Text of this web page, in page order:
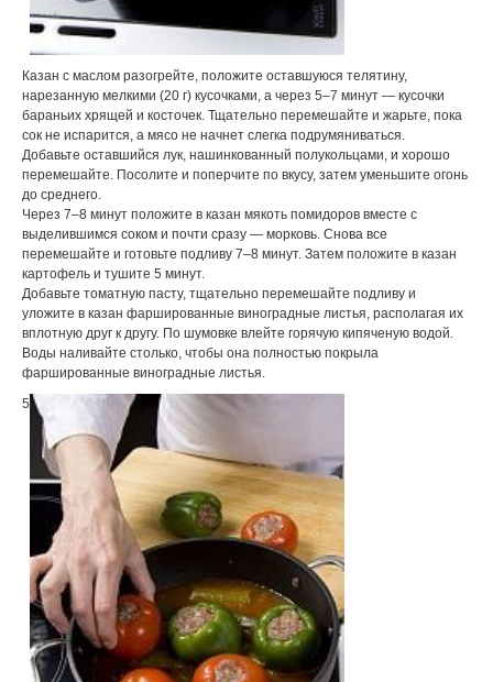
Казан с маслом разогрейте, положите оставшуюся телятину,
нарезанную мелкими (20 г) кусочками, а через 5–7 минут — кусочки
бараньих хрящей и косточек. Тщательно перемешайте и жарьте, пока
сок не испарится, а мясо не начнет слегка подрумяниваться.
Добавьте оставшийся лук, нашинкованный полукольцами, и хорошо
перемешайте. Посолите и поперчите по вкусу, затем уменьшите огонь
до среднего.
Через 7–8 минут положите в казан мякоть помидоров вместе с
выделившимся соком и почти сразу — морковь. Снова все
перемешайте и готовьте подливу 7–8 минут. Затем положите в казан
картофель и тушите 5 минут.
Добавьте томатную пасту, тщательно перемешайте подливу и
уложите в казан фаршированные виноградные листья, располагая их
вплотную друг к другу. По шумовке влейте горячую кипяченую водой.
Воды наливайте столько, чтобы она полностью покрыла
фаршированные виноградные листья.
5